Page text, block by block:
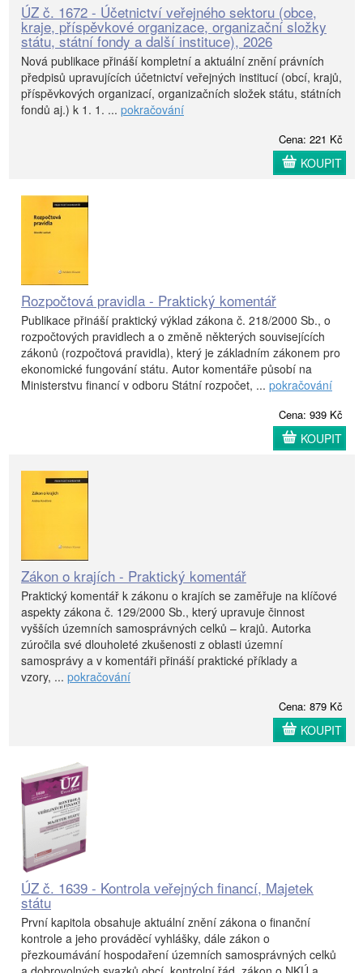
ÚZ č. 1672 - Účetnictví veřejného sektoru (obce,
kraje, příspěvkové organizace, organizační složky
státu, státní fondy a další instituce), 2026
Nová publikace přináší kompletní a aktuální znění právních
předpisů upravujících účetnictví veřejných institucí (obcí, krajů,
příspěvkových organizací, organizačních složek státu, státních
fondů aj.) k 1. 1. ... pokračování
Cena: 221 Kč
KOUPIT
Rozpočtová pravidla - Praktický komentář
Publikace přináší praktický výklad zákona č. 218/2000 Sb., o
rozpočtových pravidlech a o změně některých souvisejících
zákonů (rozpočtová pravidla), který je základním zákonem pro
ekonomické fungování státu. Autor komentáře působí na
Ministerstvu financí v odboru Státní rozpočet, ... pokračování
Cena: 939 Kč
KOUPIT
Zákon o krajích - Praktický komentář
Praktický komentář k zákonu o krajích se zaměřuje na klíčové
aspekty zákona č. 129/2000 Sb., který upravuje činnost
vyšších územních samosprávných celků – krajů. Autorka
zúročila své dlouholeté zkušenosti z oblasti územní
samosprávy a v komentáři přináší praktické příklady a
vzory, ... pokračování
Cena: 879 Kč
KOUPIT
ÚZ č. 1639 - Kontrola veřejných financí, Majetek
státu
První kapitola obsahuje aktuální znění zákona o finanční
kontrole a jeho prováděcí vyhlášky, dále zákon o
přezkoumávání hospodaření územních samosprávných celků